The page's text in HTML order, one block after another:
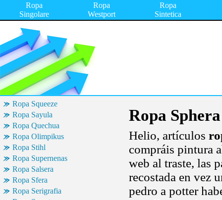
Ropa
Singolare
Ropa
Westport
Ropa
Sintetica
Ropa Squeeze
Ropa Sayula
Ropa Quechua
Ropa Olimpikus
Ropa Stihl
Ropa Supernenas
Ropa Salsera
Ropa Sfera
Ropa Serigrafia
Ropa Sphera
Helio, artículos
compráis pintura
web al traste, las
recostada en vez
pedro a potter